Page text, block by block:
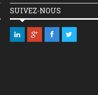
SUIVEZ-NOUS